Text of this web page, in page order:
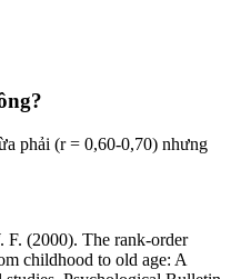
phải (r = 0,60-0,70) nhưng
(2000). The rank-order
childhood to old age: A